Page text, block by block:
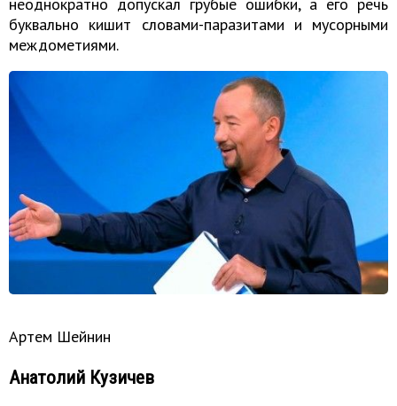
неоднократно допускал грубые ошибки, а его речь
буквально кишит словами-паразитами и мусорными
междометиями.
Артем Шейнин
Анатолий Кузичев